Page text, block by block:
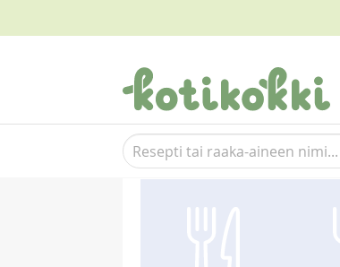
Suosittelemme myös